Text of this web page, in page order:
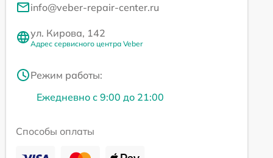
info@veber-repair-center.ru
ул. Кирова, 142
Адрес сервисного центра Veber
Режим работы:
Ежедневно с 9:00 до 21:00
Способы оплаты